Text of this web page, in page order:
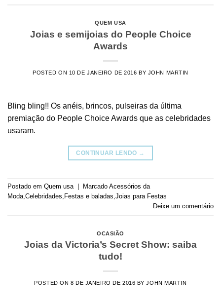
QUEM USA
Joias e semijoias do People Choice
Awards
POSTED ON 10 DE JANEIRO DE 2016 BY JOHN MARTIN
Bling bling!! Os anéis, brincos, pulseiras da última
premiação do People Choice Awards que as celebridades
usaram.
CONTINUAR LENDO →
Postado em Quem usa Marcado Acessórios da
Moda Celebridades Festas e baladas Joias para Festas
Deixe um comentário
OCASIÃO
Joias da Victoria’s Secret Show: saiba
tudo!
POSTED ON 8 DE JANEIRO DE 2016 BYJOHN MARTIN